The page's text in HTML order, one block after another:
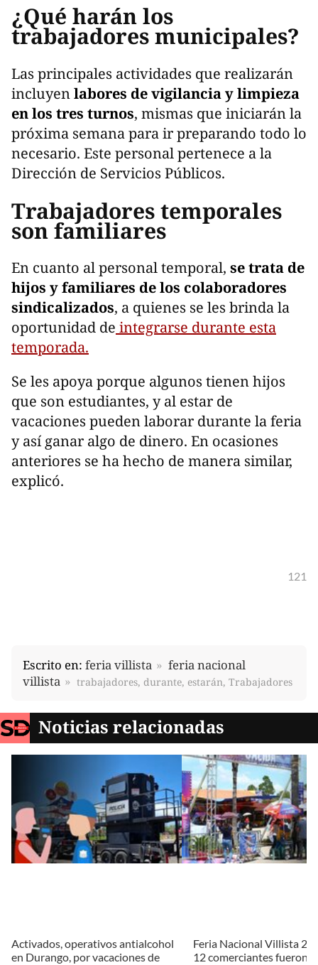
¿Qué harán los
trabajadores municipales?
Las principales actividades que realizarán
incluyenlabores de vigilancia y limpieza
en los tres turnos, mismas que iniciarán la
próxima semana para ir preparando todo lo
necesario. Este personal pertenece a la
Dirección de Servicios Públicos.
Trabajadores temporales
son familiares
En cuanto al personal temporal, se trata de
hijos y familiares de los colaboradores
sindicalizados, a quienes se les brinda la
oportunidad de integrarse durante esta
temporada.
Se les apoya porque algunos tienen hijos
que son estudiantes, y al estar de
vacaciones pueden laborar durante la feria
y así ganar algo de dinero. En ocasiones
anteriores se ha hecho de manera similar,
explicó.
121
Escrito en: feria villista
feria nacional
villista
trabajadores, durante, estarán, Trabajadores
Noticias relacionadas
Activados, operativos antialcohol
en Durango, por vacaciones de
Feria Nacional Villista
12 comerciantes fueron